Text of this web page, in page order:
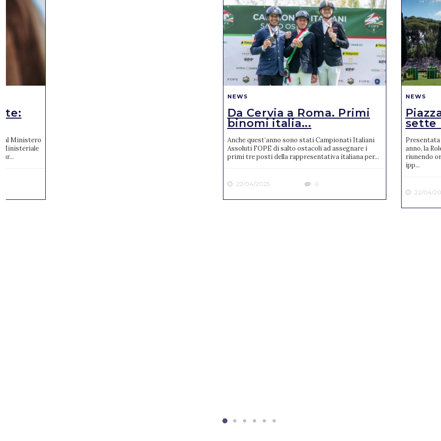
al Ministero
Ministeriale
NEWS
Da Cervia a Roma. Primi
binomi italia...
Anche quest’anno sono stati Campionati Italiani
Assoluti FOPE di salto ostacoli ad assegnare i
primi tre posti della rappresentativa italiana per...
22/04/2025 0
NEWS
sette
Presentata
anno, la
riunendo
ipp...
22/04/